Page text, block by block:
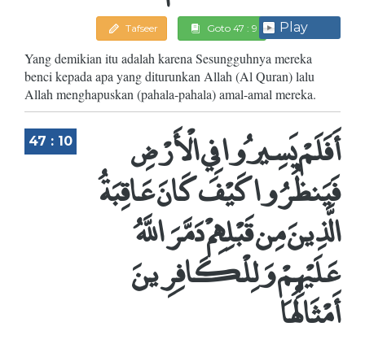
Tafseer Goto 47 : 9 Play
Yang demikian itu adalah karena Sesungguhnya mereka
benci kepada apa yang diturunkan Allah (Al Quran) lalu
Allah menghapuskan (pahala-pahala) amal-amal mereka.
47 : 10 أَفَلَمْ يَسِيرُوا فِي الْأَرْضِ
فَيَنظُرُوا كَيْفَ كَانَ عَاقِبَةُ
الَّذِينَ مِن قَبْلِهِمْ دَمَّرَ اللَّهُ
عَلَيْهِمْ وَلِلْكَافِرِينَ
أَمْثَالُهَا